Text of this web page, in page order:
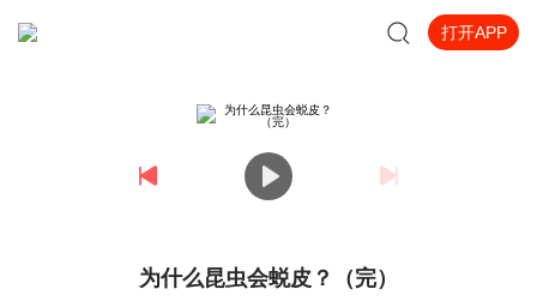
打开APP
为什么昆虫会蜕皮？（完）